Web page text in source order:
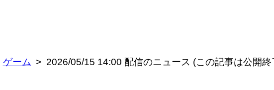
ゲーム 2026/05/15 14:00 配信のニュース (この記事は公開終